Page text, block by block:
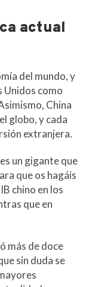
actual
del mundo, y
Unidos como
China
globo, y cada
extranjera.
un gigante que
que os hagáis
chino en los
que en
más de doce
sin duda se